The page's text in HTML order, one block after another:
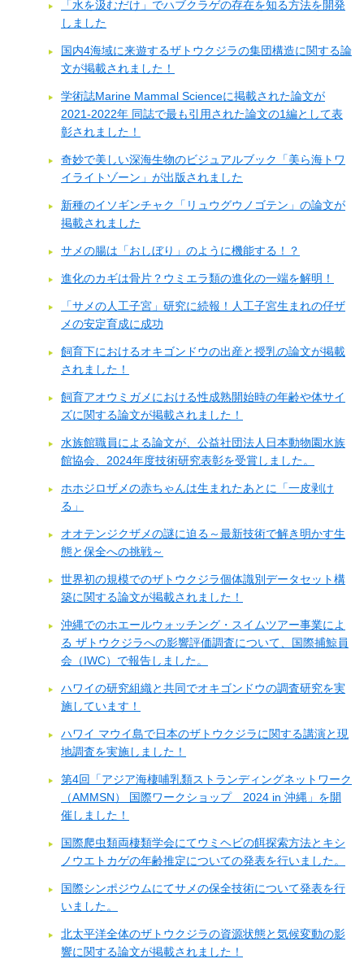
「水を汲むだけ」でハブクラゲの存在を知る方法を開発
しました
国内4海域に来遊するザトウクジラの集団構造に関する論
文が掲載されました！
学術誌Marine Mammal Scienceに掲載された論文が
2021-2022年 同誌で最も引用された論文の1編として表
彰されました！
奇妙で美しい深海生物のビジュアルブック「美ら海トワ
イライトゾーン」が出版されました
新種のイソギンチャク「リュウグウノゴテン」の論文が
掲載されました
サメの腸は「おしぼり」のように機能する！？
進化のカギは骨片？ウミエラ類の進化の一端を解明！
「サメの人工子宮」研究に続報！人工子宮生まれの仔ザ
メの安定育成に成功
飼育下におけるオキゴンドウの出産と授乳の論文が掲載
されました！
飼育アオウミガメにおける性成熟開始時の年齢や体サイ
ズに関する論文が掲載されました！
水族館職員による論文が、公益社団法人日本動物園水族
館協会、2024年度技術研究表彰を受賞しました。
ホホジロザメの赤ちゃんは生まれたあとに「一皮剥け
る」
オオテンジクザメの謎に迫る～最新技術で解き明かす生
態と保全への挑戦～
世界初の規模でのザトウクジラ個体識別データセット構
築に関する論文が掲載されました！
沖縄でのホエールウォッチング・スイムツアー事業によ
る ザトウクジラへの影響評価調査について、国際捕鯨員
会（IWC）で報告しました。
ハワイの研究組織と共同でオキゴンドウの調査研究を実
施しています！
ハワイ マウイ島で日本のザトウクジラに関する講演と現
地調査を実施しました！
第4回「アジア海棲哺乳類ストランディングネットワーク
（AMMSN） 国際ワークショップ 2024 in 沖縄」を開
催しました！
国際爬虫類両棲類学会にてウミヘビの餌探索方法とキシ
ノウエトカゲの年齢推定についての発表を行いました。
国際シンポジウムにてサメの保全技術について発表を行
いました。
北太平洋全体のザトウクジラの資源状態と気候変動の影
響に関する論文が掲載されました！